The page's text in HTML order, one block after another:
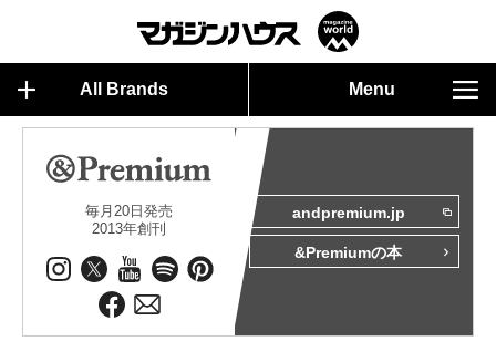
All Brands Menu
毎月20日発売
2013年創刊
andpremium.jp
&Premiumの本